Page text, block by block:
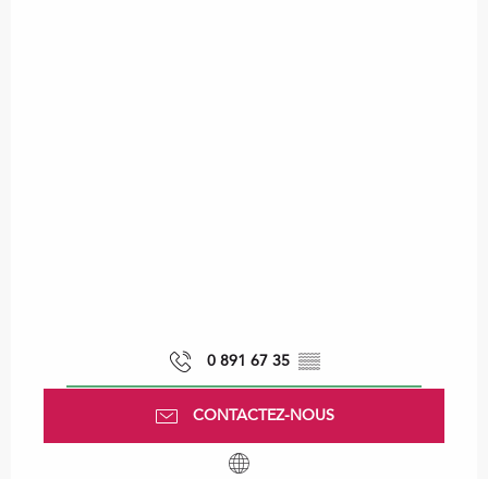
0 891 67 35 ▒▒
CONTACTEZ-NOUS